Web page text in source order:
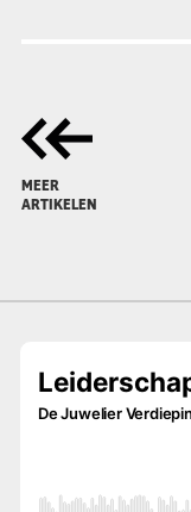
MEER
ARTIKELEN